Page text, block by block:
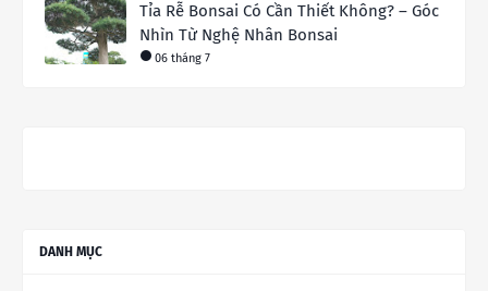
Tỉa Rễ Bonsai Có Cần Thiết Không? – Góc
Nhìn Từ Nghệ Nhân Bonsai
06 tháng 7
DANH MỤC